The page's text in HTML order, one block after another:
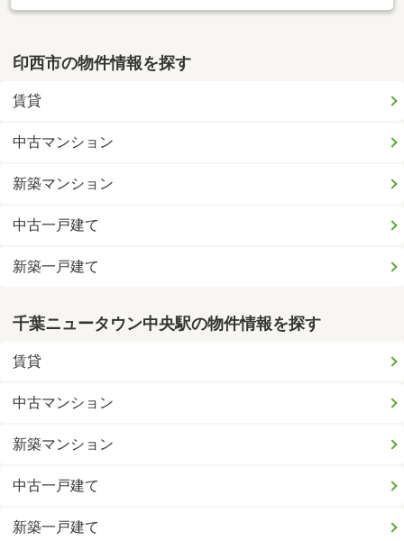
印西市の物件情報を探す
賃貸
中古マンション
新築マンション
中古一戸建て
新築一戸建て
千葉ニュータウン中央駅の物件情報を探す
賃貸
中古マンション
新築マンション
中古一戸建て
新築一戸建て